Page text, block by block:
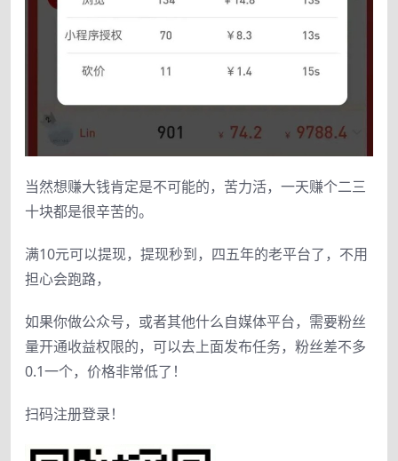
当然想赚大钱肯定是不可能的，苦力活，一天赚个二三
十块都是很辛苦的。
满10元可以提现，提现秒到，四五年的老平台了，不用
担心会跑路，
如果你做公众号，或者其他什么自媒体平台，需要粉丝
量开通收益权限的，可以去上面发布任务，粉丝差不多
0.1一个，价格非常低了！
扫码注册登录！